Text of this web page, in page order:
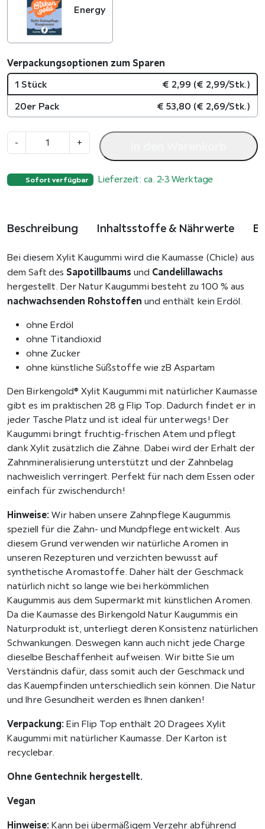
Energy
Verpackungsoptionen zum Sparen
1 Stück
€ 2,99 (€ 2,99/Stk.)
20er Pack
€ 53,80 (€ 2,69/Stk.)
-
a
g
m
z
f
r
e
i
,
p
l
a
t
i
k
f
r
e
i
,
2
0
S
t
ü
c
k
M
e
g
+
Sofort verfügbar Lieferzeit: ca. 2-3 Werktage
Beschreibung Inhaltsstoffe & Nährwerte
Bei diesem Xylit Kaugummi wird die Kaumasse (Chicle) aus
dem Saft des Sapotillbaums und Candelillawachs
hergestellt. Der Natur Kaugummi besteht zu 100 % aus
nachwachsenden Rohstoffen und enthält kein Erdöl.
ohne Erdöl
ohne Titandioxid
ohne Zucker
ohne künstliche Süßstoffe wie zB Aspartam
Den Birkengold® Xylit Kaugummi mit natürlicher Kaumasse
gibt es im praktischen 28 g Flip Top. Dadurch findet er in
jeder Tasche Platz und ist ideal für unterwegs! Der
Kaugummi bringt fruchtig-frischen Atem und pflegt
dank Xylit zusätzlich die Zähne. Dabei wird der Erhalt der
Zahnmineralisierung unterstützt und der Zahnbelag
nachweislich verringert. Perfekt für nach dem Essen oder
einfach für zwischendurch!
Hinweise: Wir haben unsere Zahnpflege Kaugummis
speziell für die Zahn- und Mundpflege entwickelt. Aus
diesem Grund verwenden wir natürliche Aromen in
unseren Rezepturen und verzichten bewusst auf
synthetische Aromastoffe. Daher hält der Geschmack
natürlich nicht so lange wie bei herkömmlichen
Kaugummis aus dem Supermarkt mit künstlichen Aromen.
Da die Kaumasse des Birkengold Natur Kaugummis ein
Naturprodukt ist, unterliegt deren Konsistenz natürlichen
Schwankungen. Deswegen kann auch nicht jede Charge
dieselbe Beschaffenheit aufweisen. Wir bitte Sie um
Verständnis dafür, dass somit auch der Geschmack und
das Kauempfinden unterschiedlich sein können. Die Natur
und Ihre Gesundheit werden es Ihnen danken!
Verpackung: Ein Flip Top enthält 20 Dragees Xylit
Kaugummi mit natürlicher Kaumasse. Der Karton ist
recyclebar.
Ohne Gentechnik hergestellt.
Vegan
Hinweise: Kann bei übermäßigem Verzehr abführend